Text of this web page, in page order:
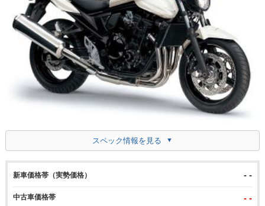
スペック情報を見る
新車価格帯（実勢価格） - -
中古車価格帯 - -